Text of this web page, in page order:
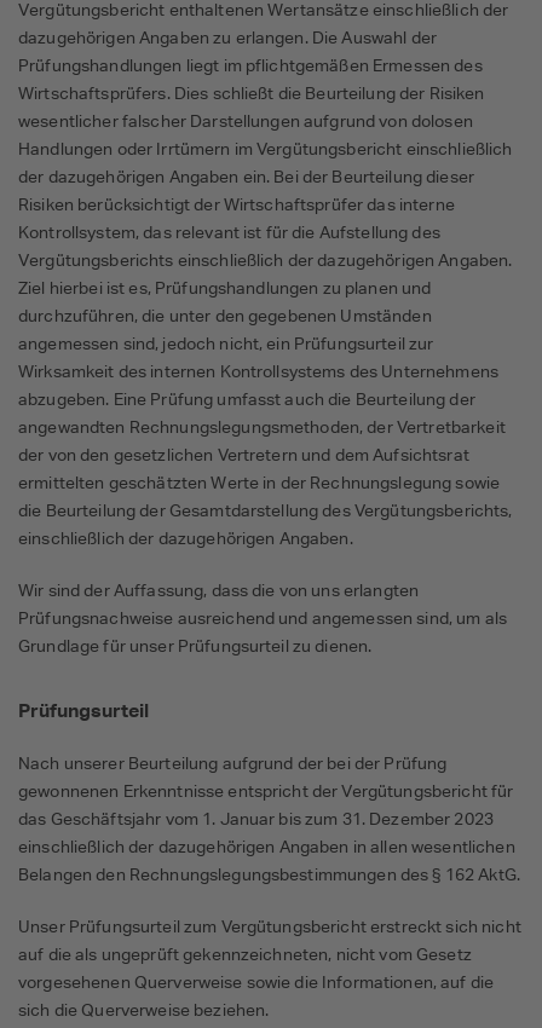
Vergütungsbericht enthaltenen Wertansätze einschließlich der
dazugehörigen Angaben zu erlangen. Die Auswahl der
Prüfungshandlungen liegt im pflichtgemäßen Ermessen des
Wirtschaftsprüfers. Dies schließt die Beurteilung der Risiken
wesentlicher falscher Darstellungen aufgrund von dolosen
Handlungen oder Irrtümern im Vergütungsbericht einschließlich
der dazugehörigen Angaben ein. Bei der Beurteilung dieser
Risiken berücksichtigt der Wirtschaftsprüfer das interne
Kontrollsystem, das relevant ist für die Aufstellung des
Vergütungsberichts einschließlich der dazugehörigen Angaben.
Ziel hierbei ist es, Prüfungshandlungen zu planen und
durchzuführen, die unter den gegebenen Umständen
angemessen sind, jedoch nicht, ein Prüfungsurteil zur
Wirksamkeit des internen Kontrollsystems des Unternehmens
abzugeben. Eine Prüfung umfasst auch die Beurteilung der
angewandten Rechnungslegungsmethoden, der Vertretbarkeit
der von den gesetzlichen Vertretern und dem Aufsichtsrat
ermittelten geschätzten Werte in der Rechnungslegung sowie
die Beurteilung der Gesamtdarstellung des Vergütungsberichts,
einschließlich der dazugehörigen Angaben.
Wir sind der Auffassung, dass die von uns erlangten
Prüfungsnachweise ausreichend und angemessen sind, um als
Grundlage für unser Prüfungsurteil zu dienen.
Prüfungsurteil
Nach unserer Beurteilung aufgrund der bei der Prüfung
gewonnenen Erkenntnisse entspricht der Vergütungsbericht für
das Geschäftsjahr vom 1. Januar bis zum 31. Dezember 2023
einschließlich der dazugehörigen Angaben in allen wesentlichen
Belangen den Rechnungslegungsbestimmungen des § 162 AktG.
Unser Prüfungsurteil zum Vergütungsbericht erstreckt sich nicht
auf die als ungeprüft gekennzeichneten, nicht vom Gesetz
vorgesehenen Querverweise sowie die Informationen, auf die
sich die Querverweise beziehen.